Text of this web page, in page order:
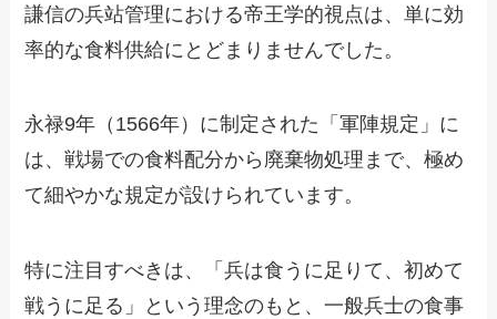
謙信の兵站管理における帝王学的視点は、単に効
率的な食料供給にとどまりませんでした。
永禄9年（1566年）に制定された「軍陣規定」に
は、戦場での食料配分から廃棄物処理まで、極め
て細やかな規定が設けられています。
特に注目すべきは、「兵は食うに足りて、初めて
戦うに足る」という理念のもと、一般兵士の食事